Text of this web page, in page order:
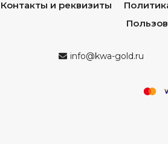
Контакты и реквизиты
info@kwa-gold.ru